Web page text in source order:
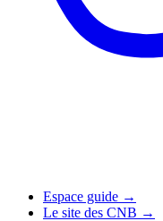
Espace guide →
Le site des CNB →